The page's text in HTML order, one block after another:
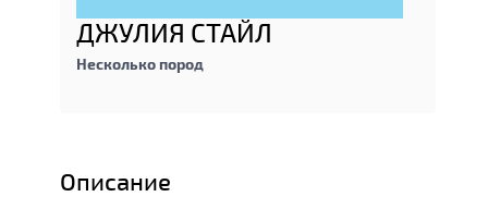
ДЖУЛИЯ СТАЙЛ
Несколько пород
Описание